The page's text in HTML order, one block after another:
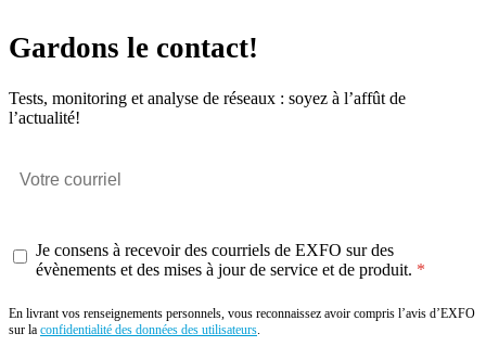
Gardons le contact!
Tests, monitoring et analyse de réseaux : soyez à l’affût de
l’actualité!
Je consens à recevoir des courriels de EXFO sur des
évènements et des mises à jour de service et de produit.
En livrant vos renseignements personnels, vous reconnaissez avoir compris l’avis d’EXFO
sur la confidentialité des données des utilisateurs.